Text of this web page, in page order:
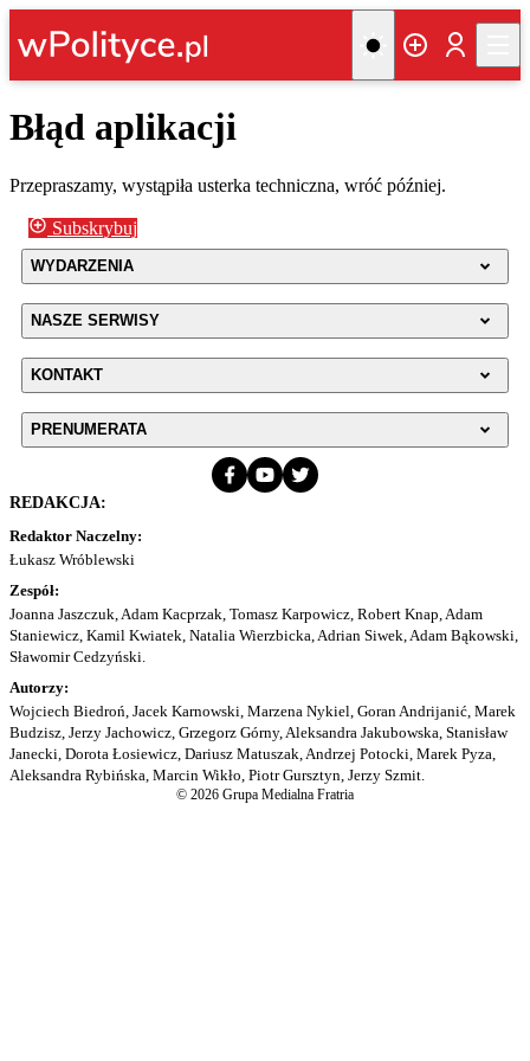
Błąd aplikacji
Przepraszamy, wystąpiła usterka techniczna, wróć później.
Subskrybuj
WYDARZENIA
NASZE SERWISY
KONTAKT
PRENUMERATA
REDAKCJA:
Redaktor Naczelny:
Łukasz Wróblewski
Zespół:
Joanna Jaszczuk, Adam Kacprzak, Tomasz Karpowicz, Robert Knap, Adam
Staniewicz, Kamil Kwiatek, Natalia Wierzbicka, Adrian Siwek, Adam Bąkowski,
Sławomir Cedzyński.
Autorzy:
Wojciech Biedroń, Jacek Karnowski, Marzena Nykiel, Goran Andrijanić, Marek
Budzisz, Jerzy Jachowicz, Grzegorz Górny, Aleksandra Jakubowska, Stanisław
Janecki, Dorota Łosiewicz, Dariusz Matuszak, Andrzej Potocki, Marek Pyza,
Aleksandra Rybińska, Marcin Wikło, Piotr Gursztyn, Jerzy Szmit.
© 2026 Grupa Medialna Fratria